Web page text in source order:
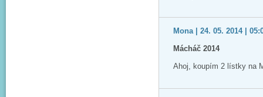
Mona | 24. 05. 2014 |
Mácháč 2014
Ahoj, koupím 2 lístky na